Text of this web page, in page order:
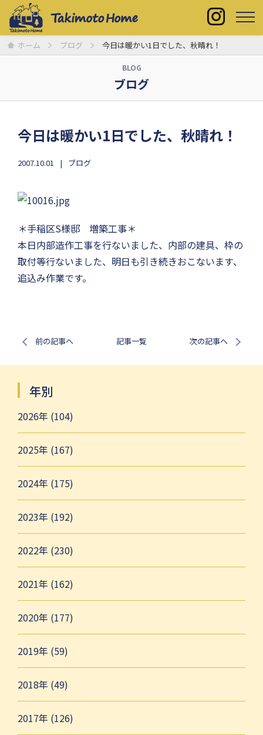
ホーム ブログ 今日は暖かい1日でした、秋晴れ！
BLOG
ブログ
今日は暖かい1日でした、秋晴れ！
2007.10.01 ブログ
＊手稲区S様邸 増築工事＊
本日内部造作工事を行ないました、内部の建具、枠の
取付等行ないました、明日も引き続きおこないます、
追込み作業です。
前の記事へ 記事一覧 次の記事へ
年別
2026年 (104)
2025年 (167)
2024年 (175)
2023年 (192)
2022年 (230)
2021年 (162)
2020年 (177)
2019年 (59)
2018年 (49)
2017年 (126)